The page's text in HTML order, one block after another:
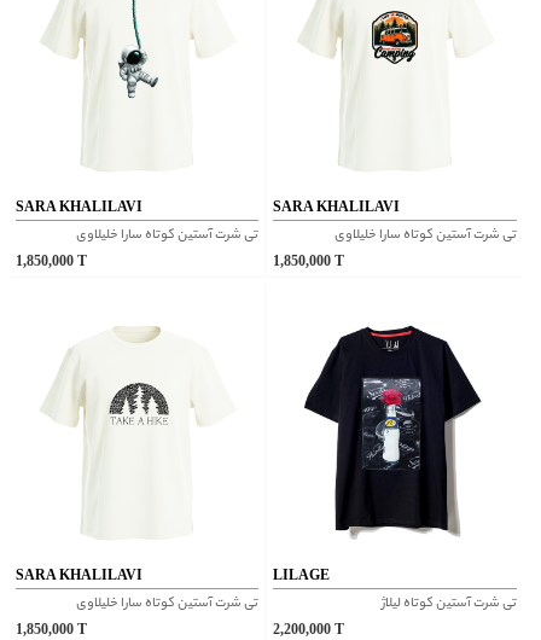
SARA KHALILAVI
تی شرت آستین کوتاه سارا خلیلاوی
1,850,000
SARA KHALILAVI
تی شرت آستین کوتاه سارا خلیلاوی
1,850,000
SARA KHALILAVI
تی شرت آستین کوتاه سارا خلیلاوی
1,850,000
LILAGE
تی شرت آستین کوتاه لیلاژ
2,200,000